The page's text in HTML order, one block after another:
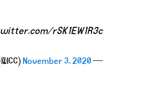
rSK1EW1R3c
— ICC (@ICC)
November 3, 2020